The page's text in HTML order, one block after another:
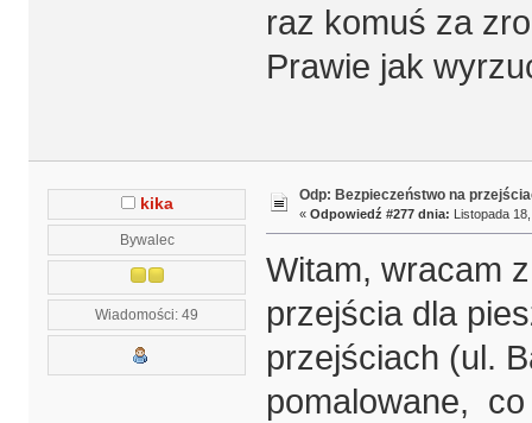
raz komuś za
Prawie jak
kika
Bywalec
Wiadomości: 49
Odp: Bezpieczeństwo na
« Odpowiedź #277 dnia: Listopada
Witam, wracam
przejścia dla
przejściach (ul.
pomalowane,